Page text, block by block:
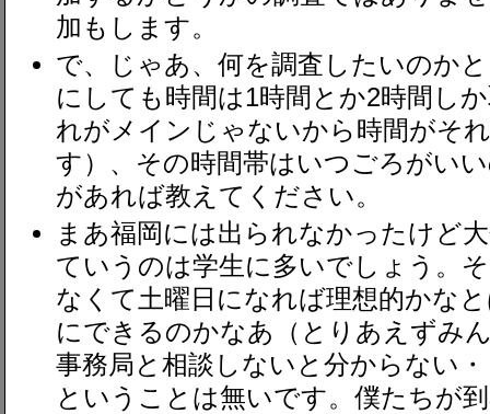
加もします。
で、じゃあ、何を調査したいのか
にしても時間は1時間とか2時間し
れがメインじゃないから時間がそ
す）、その時間帯はいつごろがい
があれば教えてください。
まあ福岡には出られなかったけど
ていうのは学生に多いでしょう。
なくて土曜日になれば理想的かな
にできるのかなあ（とりあえずみ
事務局と相談しないと分からない
ということは無いです。僕たちが